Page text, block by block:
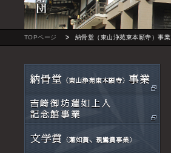
TOPページ 納骨堂（東山浄苑東本願寺）事業